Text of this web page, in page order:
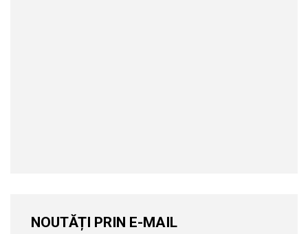
NOUTĂȚI PRIN E-MAIL